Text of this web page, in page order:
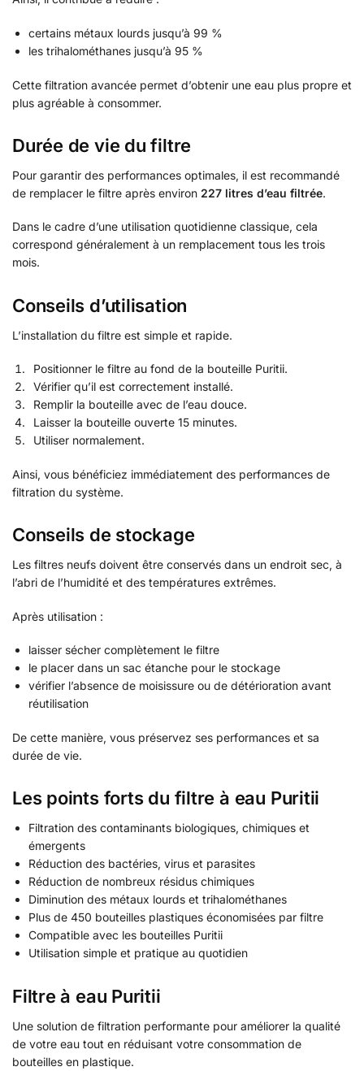
certains métaux lourds jusqu’à 99 %
les trihalométhanes jusqu’à 95 %
Cette filtration avancée permet d’obtenir une eau plus propre et
plus agréable à consommer.
Durée de vie du filtre
Pour garantir des performances optimales, il est recommandé
de remplacer le filtre après environ 227 litres d’eau filtrée.
Dans le cadre d’une utilisation quotidienne classique, cela
correspond généralement à un remplacement tous les trois
mois.
Conseils d’utilisation
L’installation du filtre est simple et rapide.
Positionner le filtre au fond de la bouteille Puritii.
Vérifier qu’il est correctement installé.
Remplir la bouteille avec de l’eau douce.
Laisser la bouteille ouverte 15 minutes.
Utiliser normalement.
Ainsi, vous bénéficiez immédiatement des performances de
filtration du système.
Conseils de stockage
Les filtres neufs doivent être conservés dans un endroit sec, à
l’abri de l’humidité et des températures extrêmes.
Après utilisation :
laisser sécher complètement le filtre
le placer dans un sac étanche pour le stockage
vérifier l’absence de moisissure ou de détérioration avant
réutilisation
De cette manière, vous préservez ses performances et sa
durée de vie.
Les points forts du filtre à eau Puritii
Filtration des contaminants biologiques, chimiques et
émergents
Réduction des bactéries, virus et parasites
Réduction de nombreux résidus chimiques
Diminution des métaux lourds et trihalométhanes
Plus de 450 bouteilles plastiques économisées par filtre
Compatible avec les bouteilles Puritii
Utilisation simple et pratique au quotidien
Filtre à eau Puritii
Une solution de filtration performante pour améliorer la qualité
de votre eau tout en réduisant votre consommation de
bouteilles en plastique.